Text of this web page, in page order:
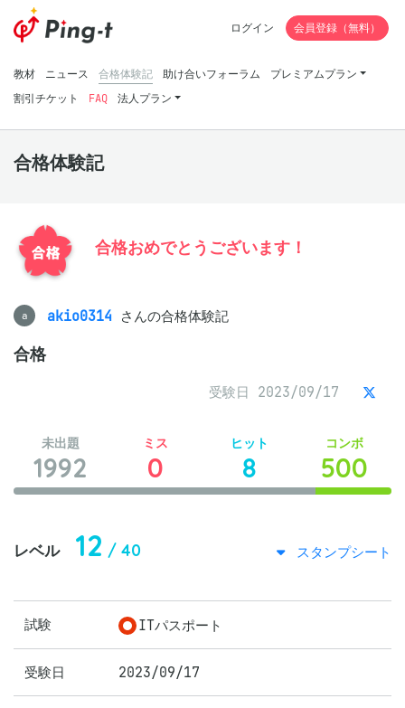
教材 ニュース 合格体験記 助け合いフォーラム
プレミアムプラン
割引チケット
FAQ 法人プラン
ログイン 会員登録（無料）
合格体験記
合格おめでとうございます！
a akio0314 さんの合格体験記
合格
受験日 2023/09/17
未出題
1992
ミス
0
ヒット
8
コンボ
500
レベル 12 / 40 スタンプシート
試験 ITパスポート
受験日 2023/09/17